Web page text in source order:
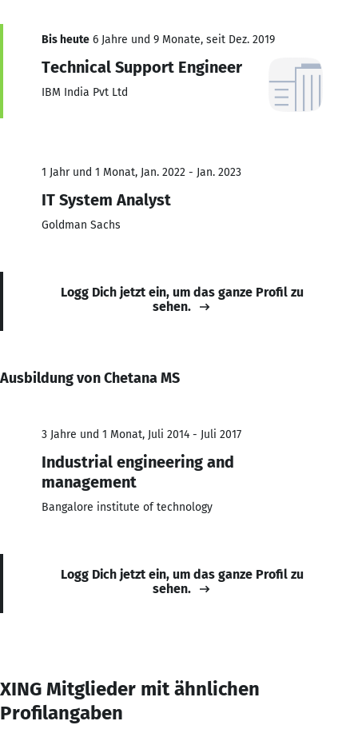
Bis heute 6 Jahre und 9 Monate, seit Dez. 2019
Technical Support Engineer
IBM India Pvt Ltd
1 Jahr und 1 Monat, Jan. 2022 - Jan. 2023
IT System Analyst
Goldman Sachs
Logg Dich jetzt ein, um das ganze Profil zu
sehen.
Ausbildung von Chetana MS
3 Jahre und 1 Monat, Juli 2014 - Juli 2017
Industrial engineering and
management
Bangalore institute of technology
Logg Dich jetzt ein, um das ganze Profil zu
sehen.
XING Mitglieder mit ähnlichen
Profilangaben